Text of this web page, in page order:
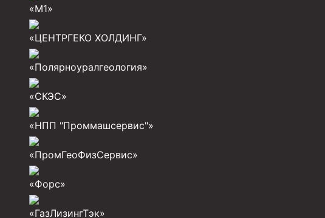
Пауки гидравлические
Пауки механические
Скреперы механические
Штанголовки
Удочки ловильные
«М1»
«ЦЕНТРГЕКО ХОЛДИНГ»
«Полярноуралгеология»
«СКЭС»
«НПП "Проммашсервис"»
«ПромГеоФизСервис»
«Форс»
«ГазЛизингТэк»